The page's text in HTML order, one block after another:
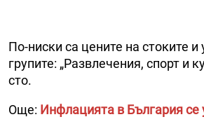
По-ниски са цените на стоките и
групите: „Развлечения, спорт и
сто.
Още: Инфлацията в България се